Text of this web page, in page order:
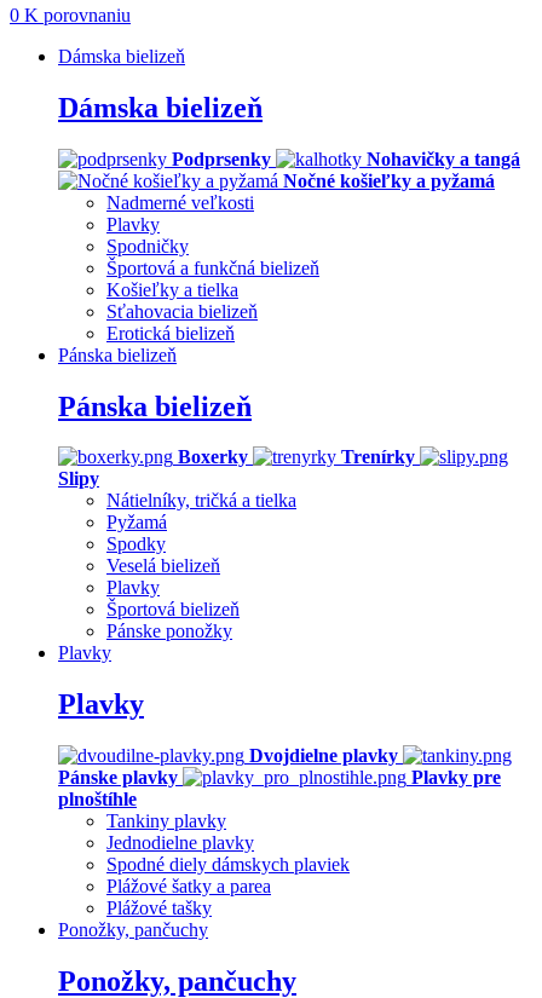
0 K porovnaniu
Dámska bielizeň
Dámska bielizeň
Podprsenky
Nohavičky a tangá
Nočné košieľky a pyžamá
Nadmerné veľkosti
Plavky
Spodničky
Športová a funkčná bielizeň
Košieľky a tielka
Sťahovacia bielizeň
Erotická bielizeň
Pánska bielizeň
Pánska bielizeň
Boxerky
Trenírky
Slipy
Nátielníky, tričká a tielka
Pyžamá
Spodky
Veselá bielizeň
Plavky
Športová bielizeň
Pánske ponožky
Plavky
Plavky
Dvojdielne plavky
Pánske plavky
Plavky pre
plnoštíhle
Tankiny plavky
Jednodielne plavky
Spodné diely dámskych plaviek
Plážové šatky a parea
Plážové tašky
Ponožky, pančuchy
Ponožky, pančuchy